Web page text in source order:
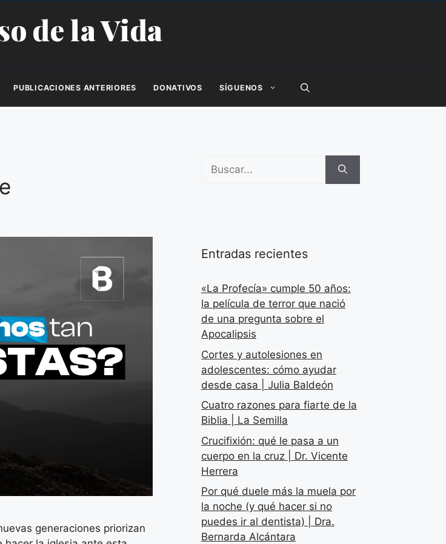
de la Vida
PUBLICACIONES ANTERIORES DONATIVOS SÍGUENOS
generaciones priorizan
Buscar:
Entradas recientes
«La Profecía» cumple 50 años:
la película de terror que nació
de una pregunta sobre el
Apocalipsis
Cortes y autolesiones en
adolescentes: cómo ayudar
desde casa | Julia Baldeón
Cuatro razones para fiarte de la
Biblia | La Semilla
Crucifixión: qué le pasa a un
cuerpo en la cruz | Dr. Vicente
Herrera
Por qué duele más la muela por
la noche (y qué hacer si no
puedes ir al dentista) | Dra.
Bernarda Alcántara